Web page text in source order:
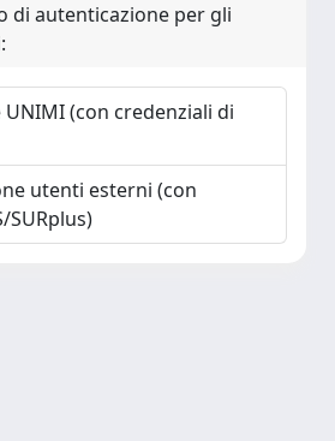
di autenticazione per gli
(con credenziali di
utenti esterni (con
SURplus)